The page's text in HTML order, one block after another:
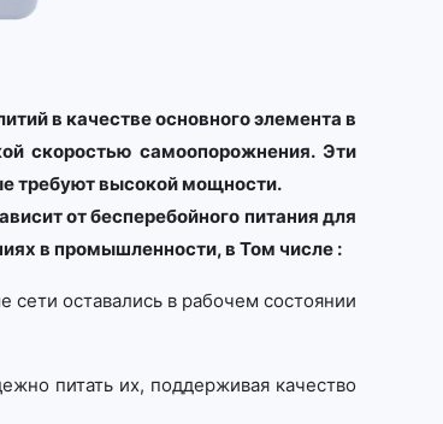
в качестве основного элемента в
скоростью самоопорожнения. Эти
требуют высокой мощности.
от бесперебойного питания для
в промышленности, в Том числе :
оставались в рабочем состоянии
питать их, поддерживая качество